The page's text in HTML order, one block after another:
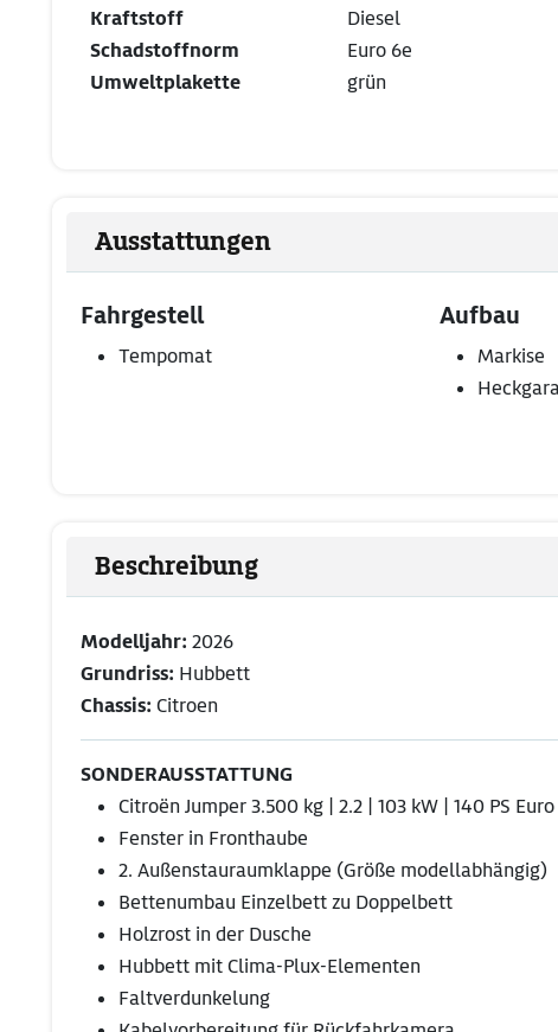
Kraftstoff
Diesel
Schadstoffnorm
Euro 6e
Umweltplakette
grün
Ausstattungen
Fahrgestell
Tempomat
Aufbau
Markise
Beschreibung
Modelljahr: 2026
Grundriss: Hubbett
Chassis: Citroen
SONDERAUSSTATTUNG
Citroën Jumper 3.500 kg | 2.2 | 103 kW | 140 PS
Fenster in Fronthaube
2. Außenstauraumklappe (Größe modellabhängig)
Bettenumbau Einzelbett zu Doppelbett
Holzrost in der Dusche
Hubbett mit Clima-Plux-Elementen
Faltverdunkelung